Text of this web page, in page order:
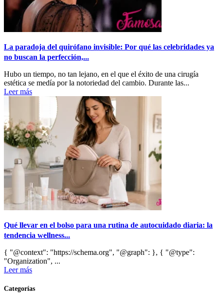
La paradoja del quirófano invisible: Por qué las celebridades ya
no buscan la perfección,...
Hubo un tiempo, no tan lejano, en el que el éxito de una cirugía
estética se medía por la notoriedad del cambio. Durante las...
Leer más
Qué llevar en el bolso para una rutina de autocuidado diaria: la
tendencia wellness...
{ "@context": "https://schema.org", "@graph": }, { "@type":
"Organization", ...
Leer más
Categorías